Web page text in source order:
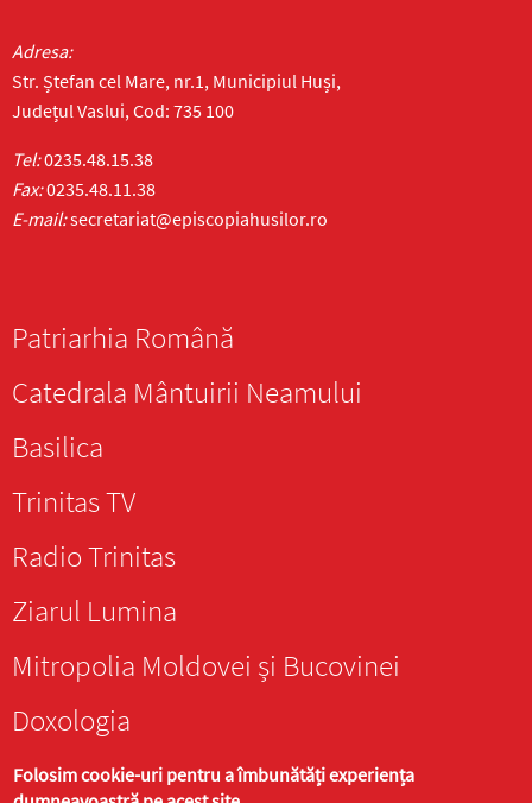
Adresa:
Str. Ștefan cel Mare, nr.1, Municipiul Huși,
Județul Vaslui, Cod: 735 100
Tel:0235.48.15.38
Fax:0235.48.11.38
E-mail:secretariat@episcopiahusilor.ro
Patriarhia Română
Catedrala Mântuirii Neamului
Basilica
Trinitas TV
Radio Trinitas
Ziarul Lumina
Mitropolia Moldovei și Bucovinei
Doxologia
Folosim cookie-uri pentru a îmbunătăți experiența